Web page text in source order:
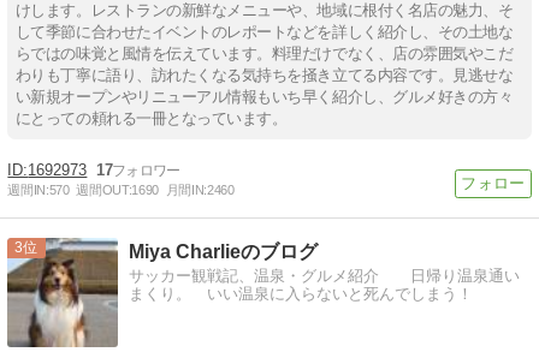
けします。レストランの新鮮なメニューや、地域に根付く名店の魅力、そ
して季節に合わせたイベントのレポートなどを詳しく紹介し、その土地な
らではの味覚と風情を伝えています。料理だけでなく、店の雰囲気やこだ
わりも丁寧に語り、訪れたくなる気持ちを掻き立てる内容です。見逃せな
い新規オープンやリニューアル情報もいち早く紹介し、グルメ好きの方々
にとっての頼れる一冊となっています。
1692973 17
週間IN:570 週間OUT:1690 月間IN:2460
3 Miya Charlieのブログ
サッカー観戦記、温泉・グルメ紹介 日帰り温泉通い
まくり。 いい温泉に入らないと死んでしまう！